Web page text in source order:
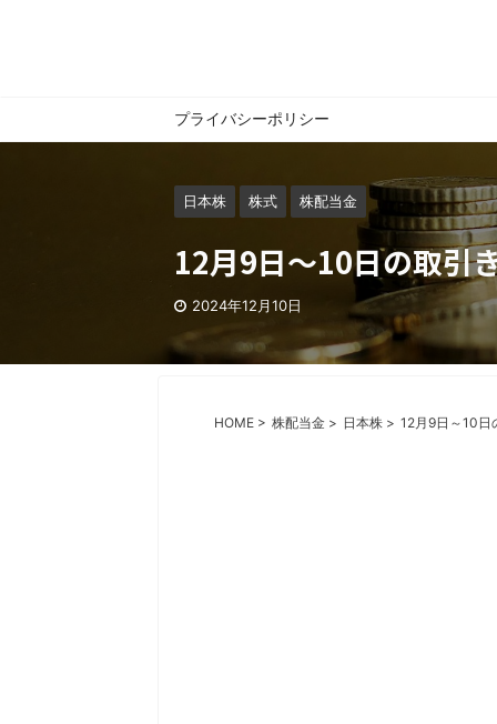
プライバシーポリシー
日本株 株式 株配当金
12月9日～10日の取引
2024年12月10日
HOME > 株配当金 > 日本株 > 12月9日～10日